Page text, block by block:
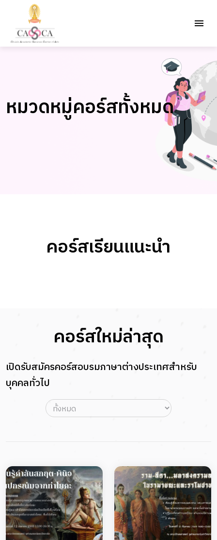
หมวดหมู่คอร์สทั้งหมด
คอร์สเรียนแนะนำ
คอร์สใหม่ล่าสุด
เปิดรับสมัครคอร์สอบรมภาษาต่างประเทศสำหรับ
บุคคลทั่วไป